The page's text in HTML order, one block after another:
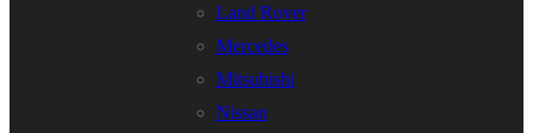
Land Rover
Mercedes
Mitsubishi
Nissan